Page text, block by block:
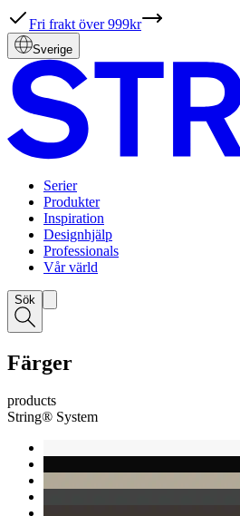
Fri frakt över 999kr
Sverige
Serier
Produkter
Inspiration
Designhjälp
Professionals
Vår värld
Sök
Färger
products
String® System